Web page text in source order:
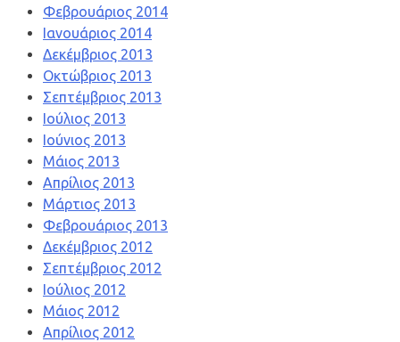
Φεβρουάριος 2014
Ιανουάριος 2014
Δεκέμβριος 2013
Οκτώβριος 2013
Σεπτέμβριος 2013
Ιούλιος 2013
Ιούνιος 2013
Μάιος 2013
Απρίλιος 2013
Μάρτιος 2013
Φεβρουάριος 2013
Δεκέμβριος 2012
Σεπτέμβριος 2012
Ιούλιος 2012
Μάιος 2012
Απρίλιος 2012